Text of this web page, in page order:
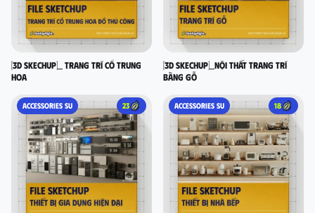
[3D SKECHUP]_ Trang trí cổ Trung
Hoa
[3D SKECHUP]_Nội thất trang trí
bằng gỗ
ACCESSORIES SU 23 ACCESSORIES SU 18